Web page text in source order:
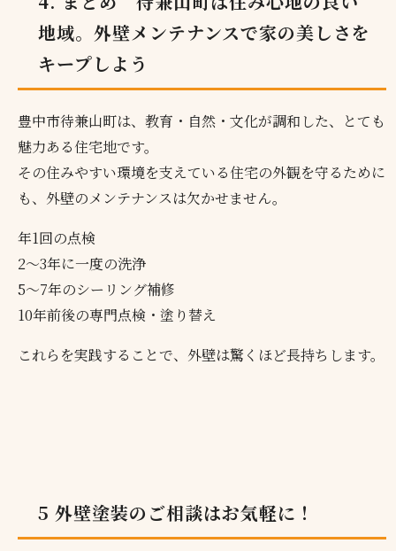
地域。外壁メンテナンスで家の美しさを
キープしよう
豊中市待兼山町は、教育・自然・文化が調和した、とても
魅力ある住宅地です。
その住みやすい環境を支えている住宅の外観を守るために
も、外壁のメンテナンスは欠かせません。
年1回の点検
2〜3年に一度の洗浄
5〜7年のシーリング補修
10年前後の専門点検・塗り替え
これらを実践することで、外壁は驚くほど長持ちします。
5 外壁塗装のご相談はお気軽に！